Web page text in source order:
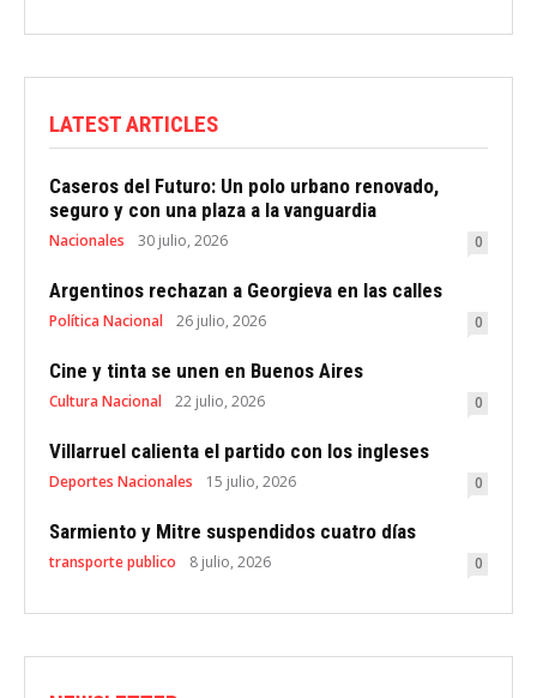
LATEST ARTICLES
Caseros del Futuro: Un polo urbano renovado,
seguro y con una plaza a la vanguardia
Nacionales 30 julio, 2026 0
Argentinos rechazan a Georgieva en las calles
Política Nacional 26 julio, 2026 0
Cine y tinta se unen en Buenos Aires
Cultura Nacional 22 julio, 2026 0
Villarruel calienta el partido con los ingleses
Deportes Nacionales 15 julio, 2026 0
Sarmiento y Mitre suspendidos cuatro días
transporte publico 8 julio, 2026 0